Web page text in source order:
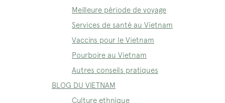
Meilleure période de voyage
Services de santé au Vietnam
Vaccins pour le Vietnam
Pourboire au Vietnam
Autres conseils pratiques
BLOG DU VIETNAM
Culture ethnique